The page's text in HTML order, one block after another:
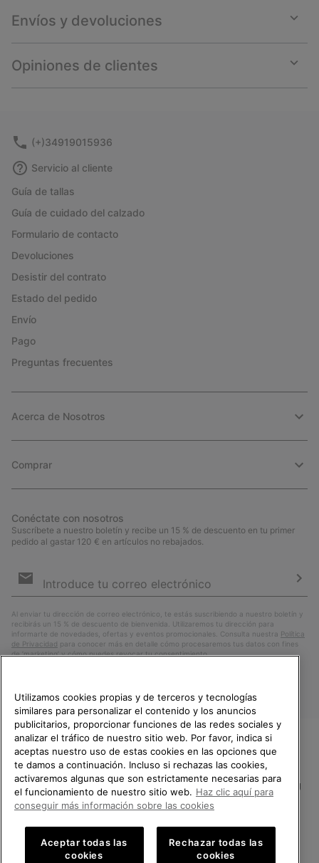
Envíos y devoluciones
or
Opiniones de clientes
or
(+)34919015936
Servicio al cliente
Guía de tallas
Guía de cuidado del calzado
Formulario de contacto
Devoluciones
Desistir del contrato
Estado del pedido
Envío
Pago
Preguntas frecuentes
Acerca de Nosotros
Comprar
Conéctate con nosotros
Suscríbete a nuestro boletín y recibe un 15 % de descuento en tu primer
pedido al gastar 120 € en artículos no rebajados.
de
Al enviar tu dirección de correo electrónico, te estás suscribiendo a nuestro boletín y
recibirás un 15 % de descuento de bienvenida. Utilizaremos tu dirección para
informarte de novedades, ofertas y eventos promocionales. Consulta nuestra Política
de Privacidad para conocer más en detalle cómo procesaremos tus datos con fines
de ’marketing’ y cómo puedes revocar tu consentimiento.
España
Política de Privacidad Condiciones De Uso Terminos de Venta
Cookies Impressum Public CBCR
TE DAMOS LA BIENVENIDA A
SOREL.
POR FAVOR, SELECCIONA TU
PAÍS.
Compras en línea disponibles
Utilizamos cookies propias y de terceros y tecnologías
similares para personalizar el contenido y los anuncios
publicitarios, proporcionar funciones de las redes sociales y
analizar el tráfico de nuestro sitio web. Por favor, indica si
aceptas nuestro uso de estas cookies en las opciones que
te damos a continuación. Incluso si rechazas las cookies,
activaremos algunas que son estrictamente necesarias para
el funcionamiento de nuestro sitio web. Haz clic aquí para
conseguir más información sobre las cookies
Aceptar todas las
cookies
Rechazar todas las
cookies